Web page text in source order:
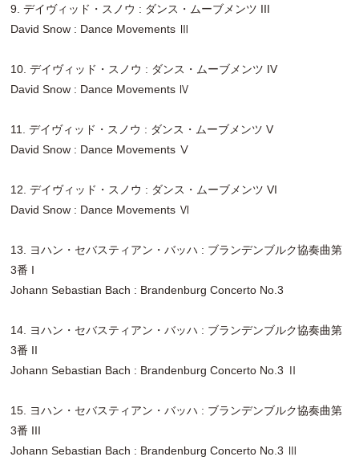
9. デイヴィッド・スノウ : ダンス・ムーブメンツ III
David Snow : Dance Movements Ⅲ
10. デイヴィッド・スノウ : ダンス・ムーブメンツ IV
David Snow : Dance Movements Ⅳ
11. デイヴィッド・スノウ : ダンス・ムーブメンツ V
David Snow : Dance Movements Ⅴ
12. デイヴィッド・スノウ : ダンス・ムーブメンツ VI
David Snow : Dance Movements Ⅵ
13. ヨハン・セバスティアン・バッハ : ブランデンブルク協奏曲第
3番 I
Johann Sebastian Bach : Brandenburg Concerto No.3
14. ヨハン・セバスティアン・バッハ : ブランデンブルク協奏曲第
3番 II
Johann Sebastian Bach : Brandenburg Concerto No.3 Ⅱ
15. ヨハン・セバスティアン・バッハ : ブランデンブルク協奏曲第
3番 III
Johann Sebastian Bach : Brandenburg Concerto No.3 Ⅲ